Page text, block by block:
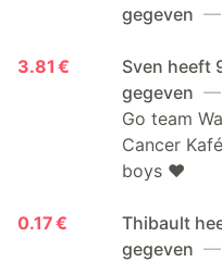
gegeven —
3.81 €
Sven heeft
gegeven —
Go team
Cancer
boys ❤️
0.17 €
Thibault
gegeven —